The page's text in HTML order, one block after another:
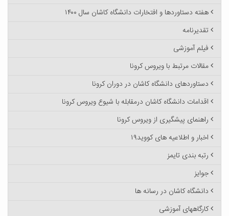
هفته دستاوردها و افتخارات دانشگاه کاشان سال ۱۴۰۰
تقدیرنامه
فیلم آموزشی
مقالات مرتبط با ویروس کرونا
دستاوردهای دانشگاه کاشان در دوران کرونا
اقدامات دانشگاه کاشان درمقابله با شیوع ویروس کرونا
راهنمای پیشگیری از ویروس کرونا
اخبار و اطلاعیه های کووید۱۹
رتبه بندی تایمز
جوایز
دانشگاه کاشان در رسانه ها
کارگاههای آموزشی